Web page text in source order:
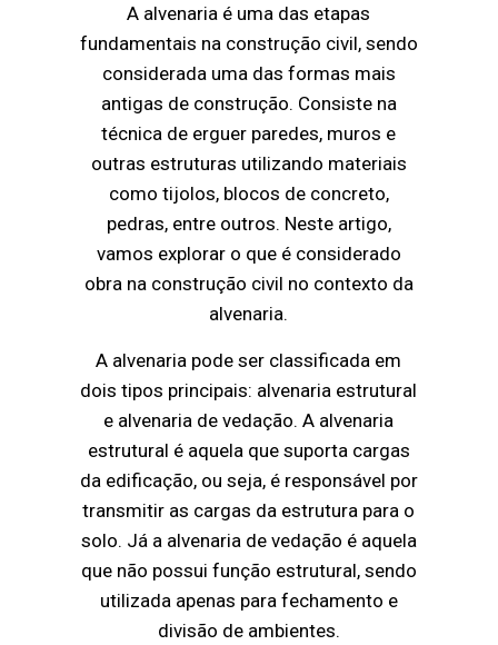
A alvenaria é uma das etapas
fundamentais na construção civil, sendo
considerada uma das formas mais
antigas de construção. Consiste na
técnica de erguer paredes, muros e
outras estruturas utilizando materiais
como tijolos, blocos de concreto,
pedras, entre outros. Neste artigo,
vamos explorar o que é considerado
obra na construção civil no contexto da
alvenaria.
A alvenaria pode ser classificada em
dois tipos principais: alvenaria estrutural
e alvenaria de vedação. A alvenaria
estrutural é aquela que suporta cargas
da edificação, ou seja, é responsável por
transmitir as cargas da estrutura para o
solo. Já a alvenaria de vedação é aquela
que não possui função estrutural, sendo
utilizada apenas para fechamento e
divisão de ambientes.